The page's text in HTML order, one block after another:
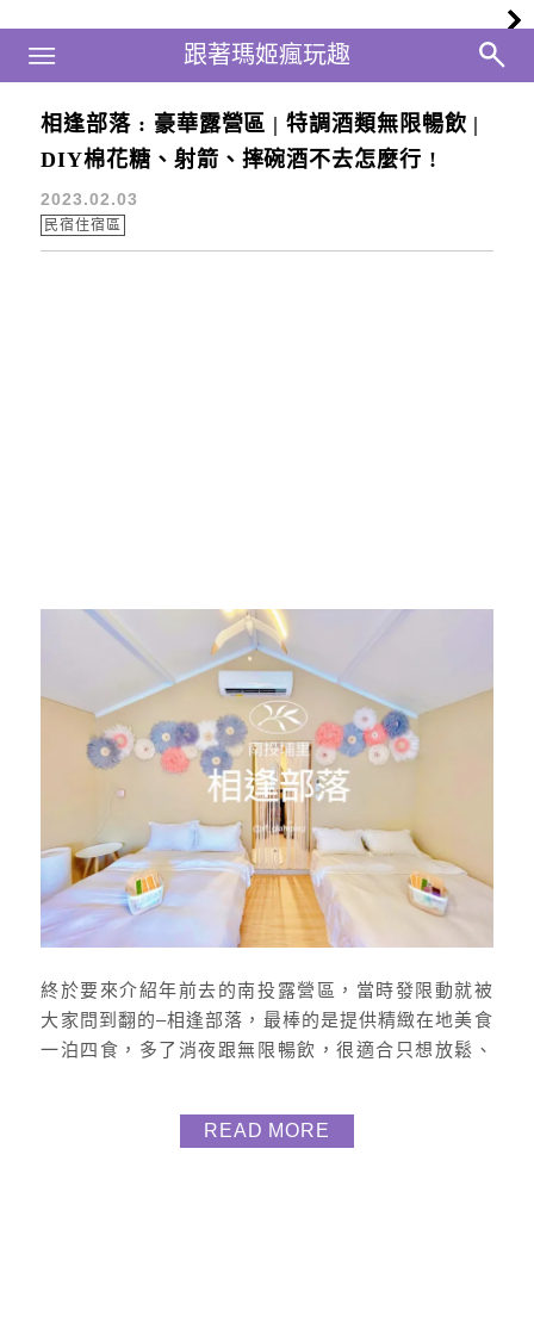
跟著瑪姬瘋玩趣
跟著瑪姬瘋玩趣
Main Menu
入住
相逢部落 : 豪華露營區 | 特調酒類無限暢飲 |
DIY棉花糖、射箭、摔碗酒不去怎麼行 !
2023.02.03
民宿住宿區
終於要來介紹年前去的南投露營區，當時發限動就被
大家問到翻的–相逢部落，最棒的是提供精緻在地美食
一泊四食，多了消夜跟無限暢飲，很適合只想放鬆、
巷1-10號電話｜0967-046-031 停車｜免費停車訂房
READ MORE